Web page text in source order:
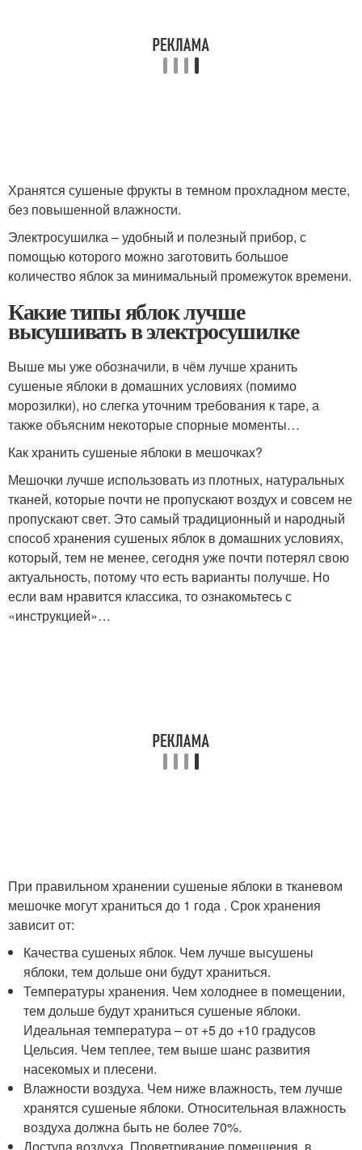
Хранятся сушеные фрукты в темном прохладном месте,
без повышенной влажности.
Электросушилка – удобный и полезный прибор, с
помощью которого можно заготовить большое
количество яблок за минимальный промежуток времени.
Какие типы яблок лучше
высушивать в электросушилке
Выше мы уже обозначили, в чём лучше хранить
сушеные яблоки в домашних условиях (помимо
морозилки), но слегка уточним требования к таре, а
также объясним некоторые спорные моменты…
Как хранить сушеные яблоки в мешочках?
Мешочки лучше использовать из плотных, натуральных
тканей, которые почти не пропускают воздух и совсем не
пропускают свет. Это самый традиционный и народный
способ хранения сушеных яблок в домашних условиях,
который, тем не менее, сегодня уже почти потерял свою
актуальность, потому что есть варианты получше. Но
если вам нравится классика, то ознакомьтесь с
«инструкцией»…
При правильном хранении сушеные яблоки в тканевом
мешочке могут храниться до 1 года . Срок хранения
зависит от:
Качества сушеных яблок. Чем лучше высушены
яблоки, тем дольше они будут храниться.
Температуры хранения. Чем холоднее в помещении,
тем дольше будут храниться сушеные яблоки.
Идеальная температура – от +5 до +10 градусов
Цельсия. Чем теплее, тем выше шанс развития
насекомых и плесени.
Влажности воздуха. Чем ниже влажность, тем лучше
хранятся сушеные яблоки. Относительная влажность
воздуха должна быть не более 70%.